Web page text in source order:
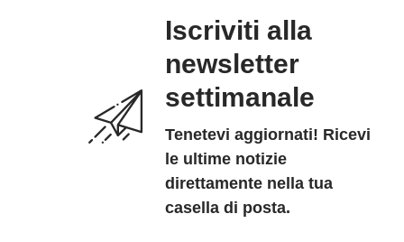
Iscriviti alla
newsletter
settimanale
Tenetevi aggiornati! Ricevi
le ultime notizie
direttamente nella tua
casella di posta.